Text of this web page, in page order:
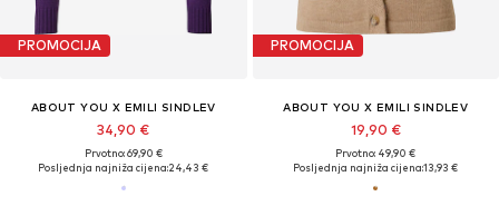
PROMOCIJA
ABOUT YOU X EMILI SINDLEV
34,90 €
Prvotno: 69,90 €
Posljednja najniža cijena:24,43 €
PROMOCIJA
ABOUT YOU X EMILI SINDLEV
19,90 €
Prvotno: 49,90 €
Posljednja najniža cijena:13,93 €